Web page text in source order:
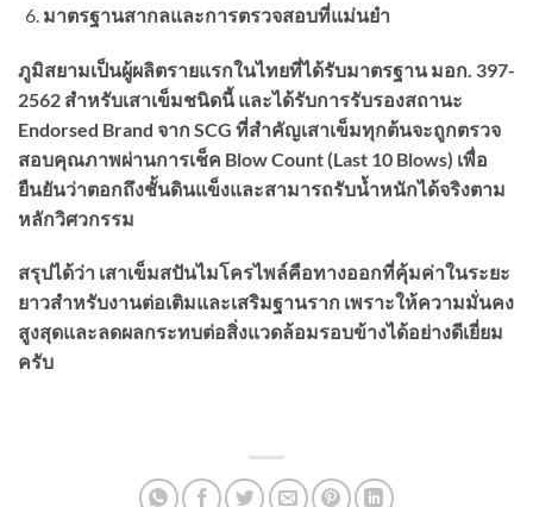
มาตรฐานสากลและการตรวจสอบที่แม่นยำ
ภูมิสยามเป็นผู้ผลิตรายแรกในไทยที่ได้รับมาตรฐาน มอก. 397-
2562 สำหรับเสาเข็มชนิดนี้ และได้รับการรับรองสถานะ
Endorsed Brand จาก SCG ที่สำคัญเสาเข็มทุกต้นจะถูกตรวจ
สอบคุณภาพผ่านการเช็ค Blow Count (Last 10 Blows) เพื่อ
ยืนยันว่าตอกถึงชั้นดินแข็งและสามารถรับน้ำหนักได้จริงตาม
หลักวิศวกรรม
สรุปได้ว่า เสาเข็มสปันไมโครไพล์คือทางออกที่คุ้มค่าในระยะ
ยาวสำหรับงานต่อเติมและเสริมฐานราก เพราะให้ความมั่นคง
สูงสุดและลดผลกระทบต่อสิ่งแวดล้อมรอบข้างได้อย่างดีเยี่ยม
ครับ